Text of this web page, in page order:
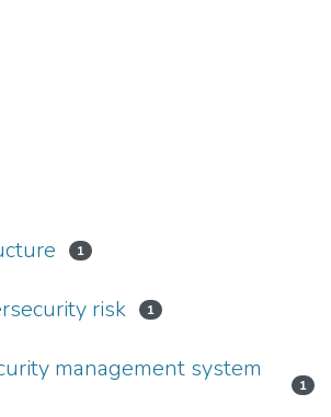
1
risk 1
management system
1